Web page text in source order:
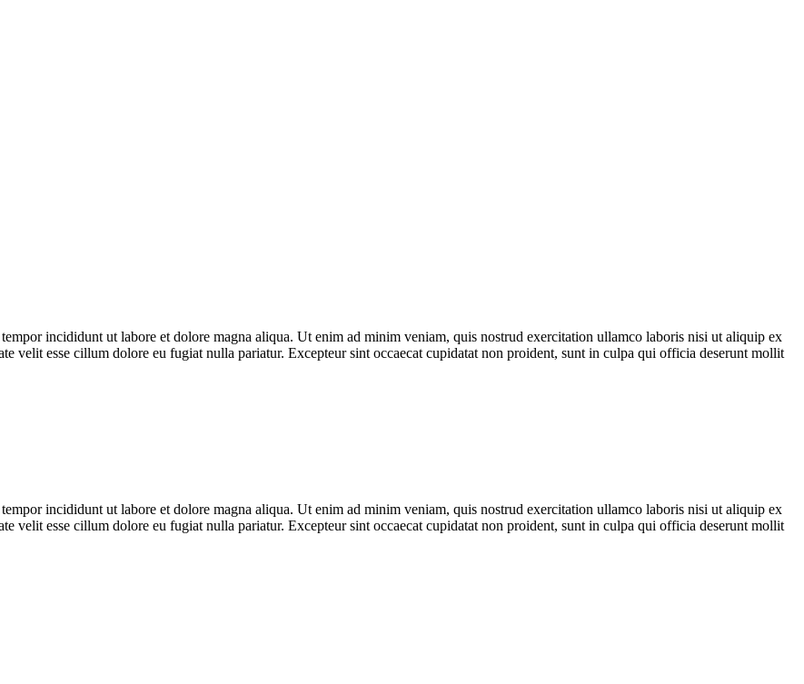
incididunt ut labore et dolore magna aliqua. Ut enim ad minim veniam, quis nostrud exercitation ullamco laboris nisi ut aliquip ex
velit esse cillum dolore eu fugiat nulla pariatur. Excepteur sint occaecat cupidatat non proident, sunt in culpa qui officia deserunt mollit
incididunt ut labore et dolore magna aliqua. Ut enim ad minim veniam, quis nostrud exercitation ullamco laboris nisi ut aliquip ex
velit esse cillum dolore eu fugiat nulla pariatur. Excepteur sint occaecat cupidatat non proident, sunt in culpa qui officia deserunt mollit